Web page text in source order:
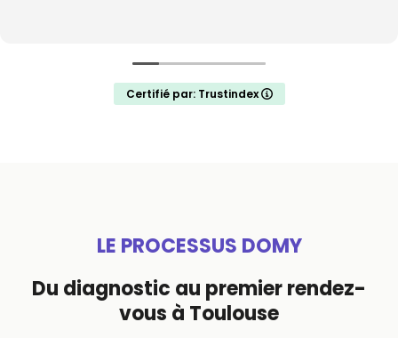
Certifié par: Trustindex
LE PROCESSUS DOMY
Du diagnostic au premier rendez-
vous à Toulouse